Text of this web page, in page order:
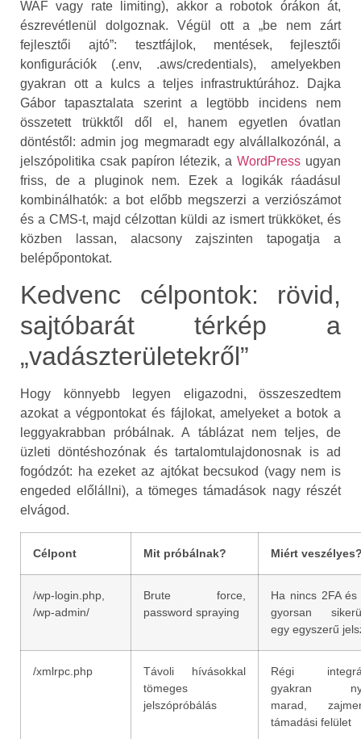
WAF vagy rate limiting), akkor a robotok órákon át,
észrevétlenül dolgoznak. Végül ott a „be nem zárt
fejlesztői ajtó”: tesztfájlok, mentések, fejlesztői
konfigurációk (.env, .aws/credentials), amelyekben
gyakran ott a kulcs a teljes infrastruktúrához. Dajka
Gábor tapasztalata szerint a legtöbb incidens nem
összetett trükktől dől el, hanem egyetlen óvatlan
döntéstől: admin jog megmaradt egy alvállalkozónál, a
jelszópolitika csak papíron létezik, a WordPress ugyan
friss, de a pluginok nem. Ezek a logikák ráadásul
kombinálhatók: a bot előbb megszerzi a verziószámot
és a CMS‑t, majd célzottan küldi az ismert trükköket, és
közben lassan, alacsony zajszinten tapogatja a
belépőpontokat.
Kedvenc célpontok: rövid,
sajtóbarát térkép a
„vadászterületekről”
Hogy könnyebb legyen eligazodni, összeszedtem
azokat a végpontokat és fájlokat, amelyeket a botok a
leggyakrabban próbálnak. A táblázat nem teljes, de
üzleti döntéshozónak és tartalomtulajdonosnak is ad
fogódzót: ha ezeket az ajtókat becsukod (vagy nem is
engeded előlállni), a tömeges támadások nagy részét
elvágod.
Célpont Mit próbálnak? Miért
/wp-login.php,
/wp-admin/
Brute force,
password spraying
Ha nincs 2FA és
gyorsan
egy egyszerű
/xmlrpc.php
Távoli hívásokkal
tömeges
jelszópróbálás
Régi
gyakran
marad,
támadási felület